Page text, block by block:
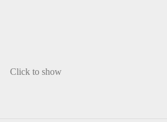
Click to show